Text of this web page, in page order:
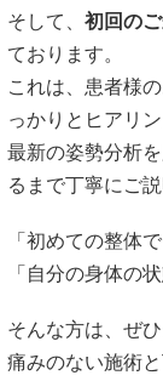
そして、 初回の
ております。
これは、患者様
っかりとヒアリン
最新の姿勢分析
るまで丁寧にご
「初めての整体
「自分の身体の
そんな方は、ぜ
痛みのない施術